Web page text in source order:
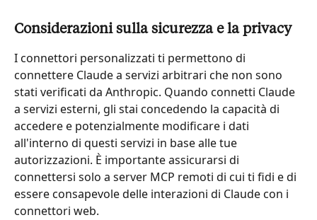
Considerazioni sulla sicurezza e la privacy
I connettori personalizzati ti permettono di
connettere Claude a servizi arbitrari che non sono
stati verificati da Anthropic. Quando connetti Claude
a servizi esterni, gli stai concedendo la capacità di
accedere e potenzialmente modificare i dati
all'interno di questi servizi in base alle tue
autorizzazioni. È importante assicurarsi di
connettersi solo a server MCP remoti di cui ti fidi e di
essere consapevole delle interazioni di Claude con i
connettori web.